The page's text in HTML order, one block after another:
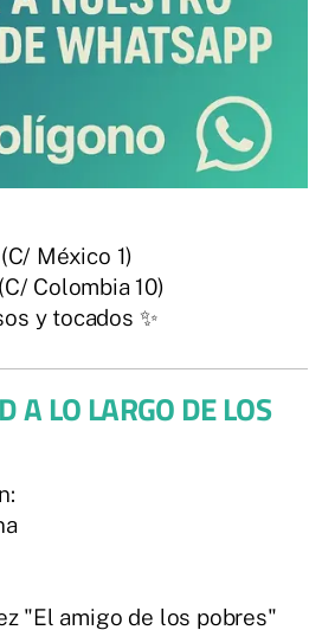
México 1)
(C/ Colombia 10)
y tocados ✨
A LO LARGO DE LOS
"El amigo de los pobres"